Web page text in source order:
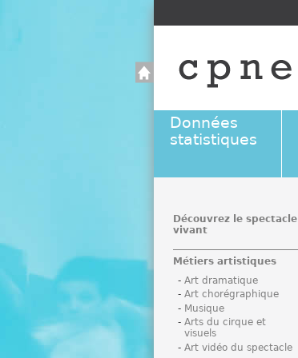
Données
statistiques
Découvrez le spectacle
vivant
Métiers artistiques
Art dramatique
Art chorégraphique
Musique
Arts du cirque et
visuels
Art vidéo du spectacle